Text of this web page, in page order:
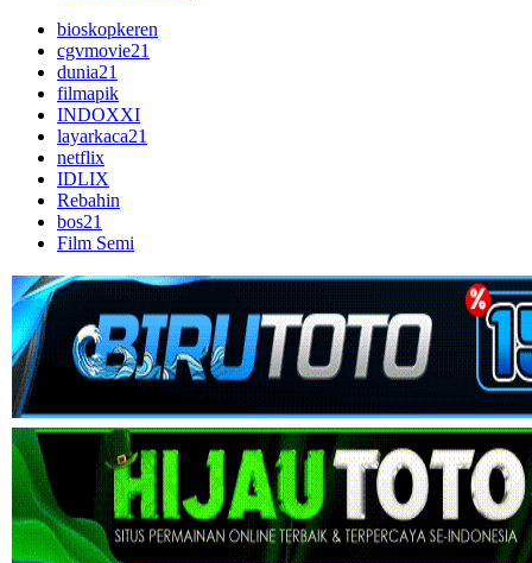
bioskopkeren
cgvmovie21
dunia21
filmapik
INDOXXI
layarkaca21
netflix
IDLIX
Rebahin
bos21
Film Semi